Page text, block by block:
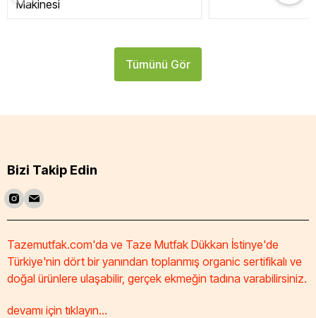
Makinesi
Tümünü Gör
Bizi Takip Edin
Tazemutfak.com'da ve Taze Mutfak Dükkan İstinye'de
Türkiye'nin dört bir yanından toplanmış organic sertifikalı ve
doğal ürünlere ulaşabilir, gerçek ekmeğin tadına varabilirsiniz.
devamı için tıklayın...